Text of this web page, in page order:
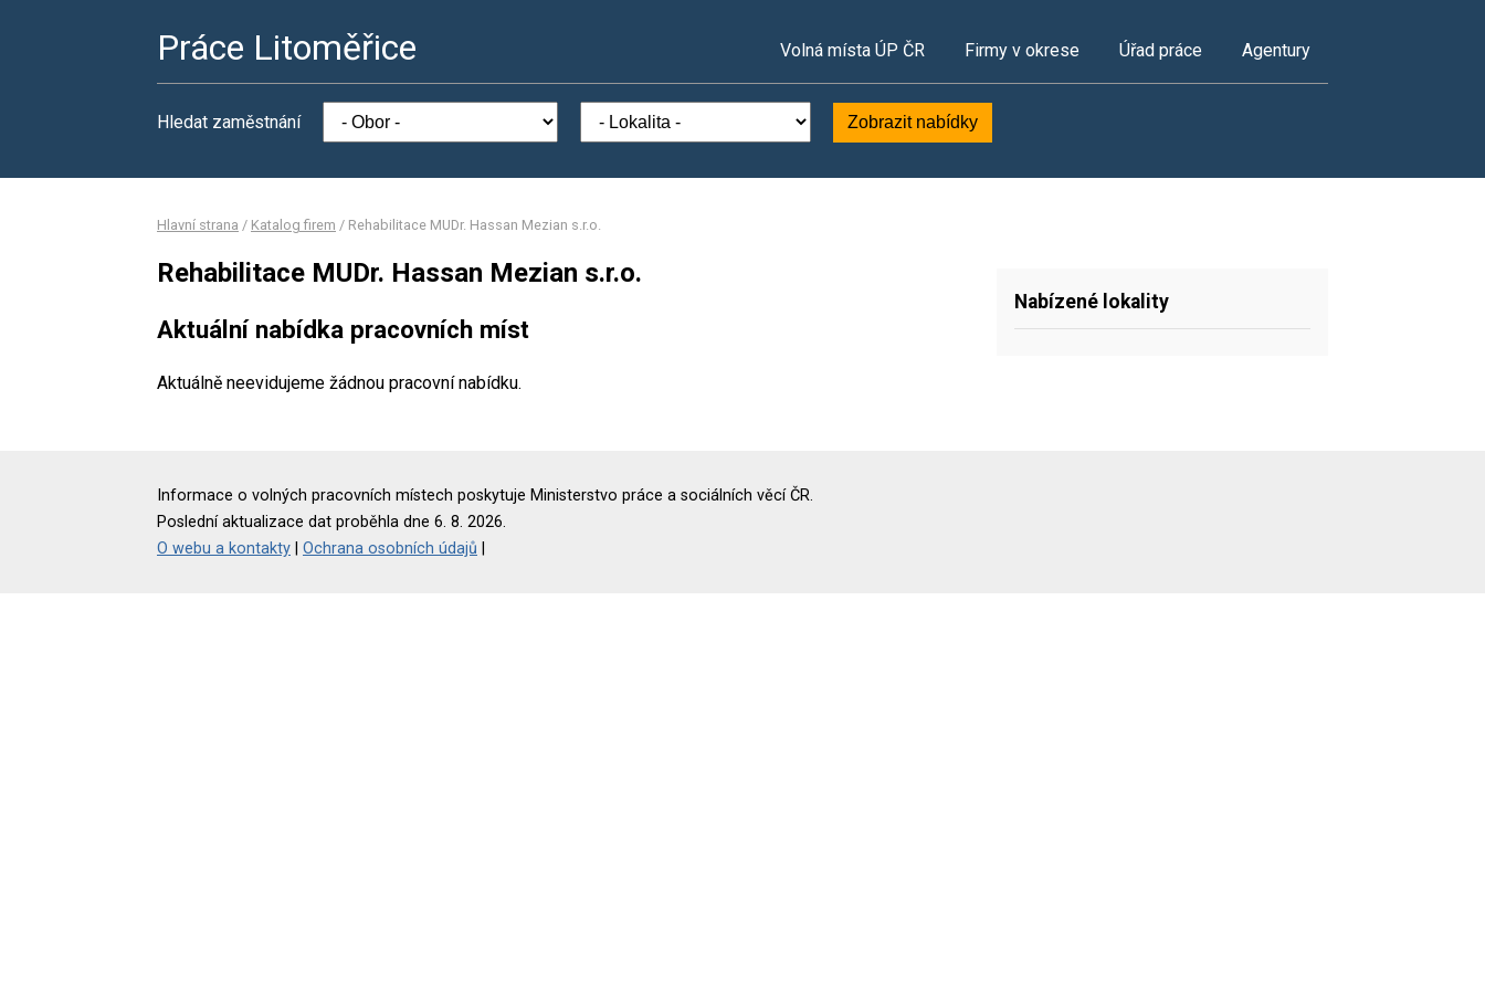
Práce Litoměřice Volná místa ÚP ČR Firmy v okrese Úřad práce Agentury
Hledat zaměstnání Zobrazit nabídky
Hlavní strana / Katalog firem / Rehabilitace MUDr. Hassan Mezian s.r.o.
Rehabilitace MUDr. Hassan Mezian s.r.o.
Aktuální nabídka pracovních míst
Aktuálně neevidujeme žádnou pracovní nabídku.
Nabízené lokality
Informace o volných pracovních místech poskytuje Ministerstvo práce a sociálních věcí ČR.
Poslední aktualizace dat proběhla dne 6. 8. 2026.
O webu a kontakty
Ochrana osobních údajů